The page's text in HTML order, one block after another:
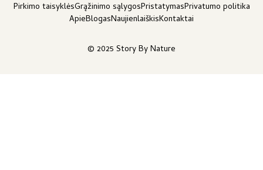
© 2025 Story By Nature
Pirkimo taisyklėsGrąžinimo sąlygosPristatymasPrivatumo politika
ApieBlogasNaujienlaiškisKontaktai